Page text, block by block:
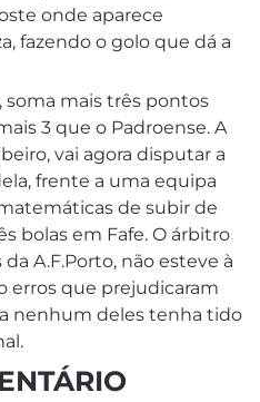
onde aparece
fazendo o golo que dá a
soma mais três pontos
3 que o Padroense. A
vai agora disputar a
frente a uma equipa
de subir de
bolas em Fafe. O árbitro
A.F.Porto, não esteve à
erros que prejudicaram
nenhum deles tenha tido